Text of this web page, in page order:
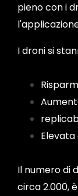
pieno con i
I droni si
Il numero di
circa 2.000,